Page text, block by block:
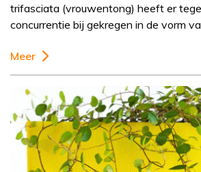
trifasciata (vrouwentong) heeft er
concurrentie bij gekregen in de vorm
Meer